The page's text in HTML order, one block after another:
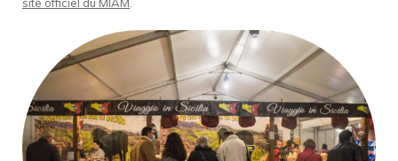
site officiel du MIAM.